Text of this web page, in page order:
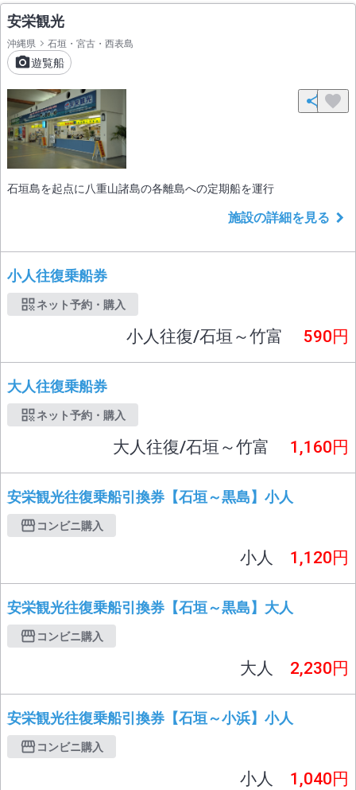
安栄観光
沖縄県 石垣・宮古・西表島
遊覧船
石垣島を起点に八重山諸島の各離島への定期船を運行
施設の詳細を見る
小人往復乗船券
ネット予約・購入
小人往復/石垣～竹富 590円
大人往復乗船券
ネット予約・購入
大人往復/石垣～竹富 1,160円
安栄観光往復乗船引換券【石垣～黒島】小人
コンビニ購入
小人 1,120円
安栄観光往復乗船引換券【石垣～黒島】大人
コンビニ購入
大人 2,230円
安栄観光往復乗船引換券【石垣～小浜】小人
コンビニ購入
小人 1,040円